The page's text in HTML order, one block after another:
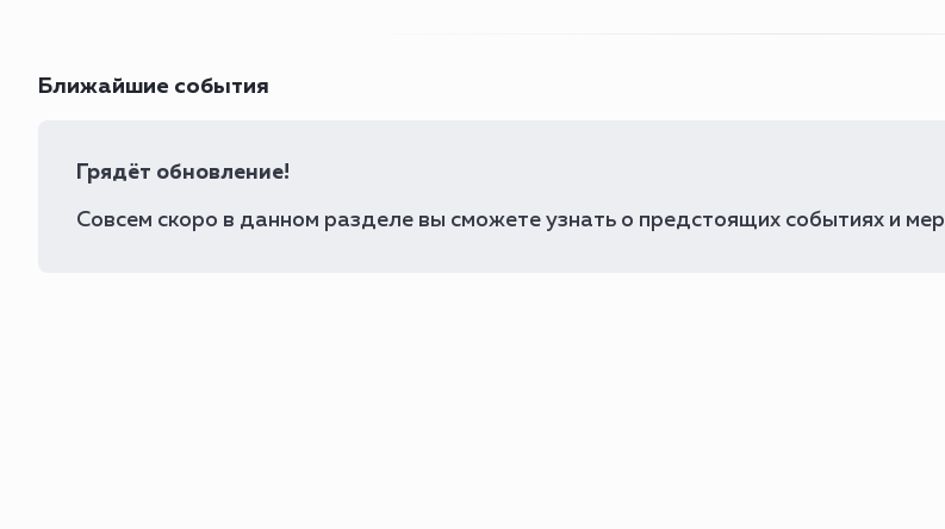
Ближайшие события
Грядёт обновление!
Совсем скоро в данном разделе вы сможете узнать о предстоящих событиях и